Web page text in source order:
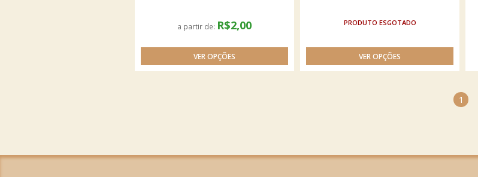
a partir de: R$2,00 ESGOTADO
1